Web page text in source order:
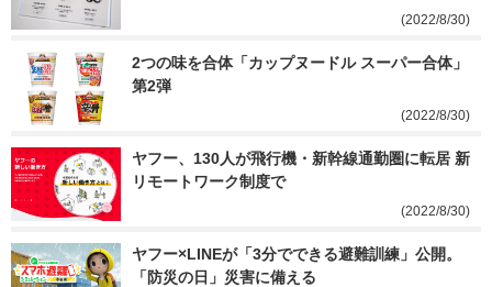
(2022/8/30)
2つの味を合体「カップヌードル スーパー合体」
第2弾
(2022/8/30)
ヤフー、130人が飛行機・新幹線通勤圏に転居 新
リモートワーク制度で
(2022/8/30)
ヤフー×LINEが「3分でできる避難訓練」公開。
「防災の日」災害に備える